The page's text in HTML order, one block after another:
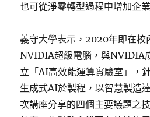
也可從淨零轉型過程中增加企
義守大學表示，2020年即在校
NVIDIA超級電腦，與NVIDIA
立「AI高效能運算實驗室」，
生成式AI於製程，以智慧製造
次講座分享的四個主要議題之